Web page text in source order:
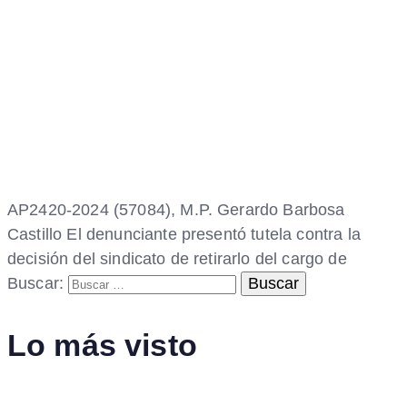
AP2420-2024 (57084), M.P. Gerardo Barbosa
Castillo El denunciante presentó tutela contra la
decisión del sindicato de retirarlo del cargo de
Buscar:
Lo más visto